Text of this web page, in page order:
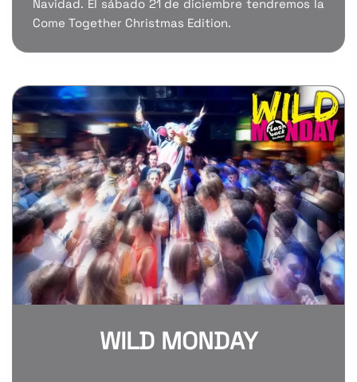
Navidad. El sábado 21 de diciembre tendremos la
Come Together Christmas Edition.
WILD MONDAY